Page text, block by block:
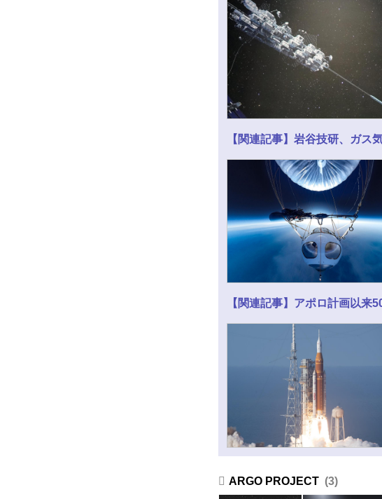
【関連記事】岩谷技研、ガス
【関連記事】アポロ計画以来
ARGO PROJECT 3